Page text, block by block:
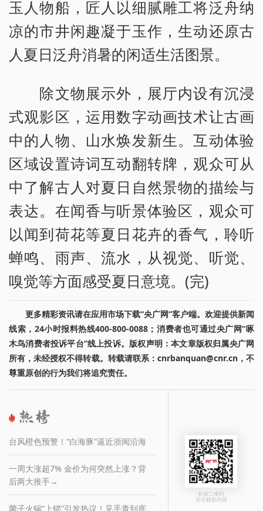
玉人物船，匠人以细腻雕工将泛舟纳
凉的市井闲趣凝于玉作，生动还原古
人夏日泛舟消暑的闲适生活图景。
除文物展示外，展厅内设有沉浸
式观影区，运用数字动画技术让古画
中的人物、山水焕发新生。互动体验
区域设置诗词互动翻转牌，观众可从
中了解古人对夏日自然景物的描绘与
表达。在闻香与听景体验区，观众可
以闻到荷花等夏日花卉的香气，聆听
蝉鸣、雨声、流水，从视觉、听觉、
嗅觉等方面感受夏日意境。(完)
更多精彩资讯请在应用市场下载“央广网”客户端。欢迎提供新闻
线索，24小时报料热线400-800-0088；消费者也可通过央广网“啄
木鸟消费者投诉平台”线上投诉。版权声明：本文章版权归属央广网
所有，未经授权不得转载。转载请联系：cnrbanquan@cnr.cn，不
尊重原创的行为我们将追究责任。
台风橙色预警！“白海豚”逼近浙闽沿海
一周大涨超7% 金价为何突然上涨？背
后两大推手→
菌子火锅“上锁”引发热议！见手青到底
长按二维码
关注精彩内容